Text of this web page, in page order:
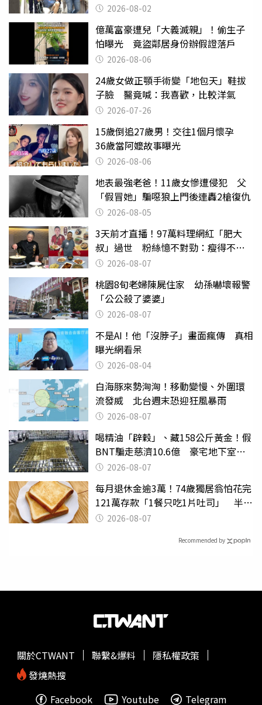
2026-08-02
億萬富豪遭兒「大義滅親」！偷生子
怕曝光 竟盜鄰居身份辦假證落戶
2026-08-06
24歲女做正顎手術變「地包天」鞋拔
子臉 醫竟喊：我喜歡，比較洋氣
2026-07-26
15歲倒追27歲男！交往1個月懷孕
36歲當阿嬤故事曝光
2026-08-06
地表最強老爸！11歲女慘遭侵犯 父
「假冒她」騙噁狼上門後連轟2槍復仇
2026-08-05
3天前才直播！97萬料理網紅「肥大
叔」過世 粉絲憶不對勁：瘦得不合
理 2026-08-07
桃園8旬老婦陳屍住家 幼孫嚇壞報警
「公公殺了婆婆」
2026-08-07
不是AI！他「沒脖子」畫面瘋傳 真相
曝光網看呆
2026-08-04
白海豚來勢洶洶！移動變慢、外圍環
流發威 北台週末恐迎狂風暴雨
2026-08-07
喝精油「辟穀」、藏158公斤黃金！假
BNT騙走慈濟10.6億 豪宅地下室竟
挖出乾鮑金庫
2026-08-07
每月退休金逾3萬！74歲獨居翁怕花完
121萬存款「1餐只吃1片吐司」 半年
後暴瘦嚇壞女兒
2026-08-07
Recommended by
關於CTWANT 聯繫&爆料
隱私權政策
發燒熱搜
Facebook
Youtube Telegram